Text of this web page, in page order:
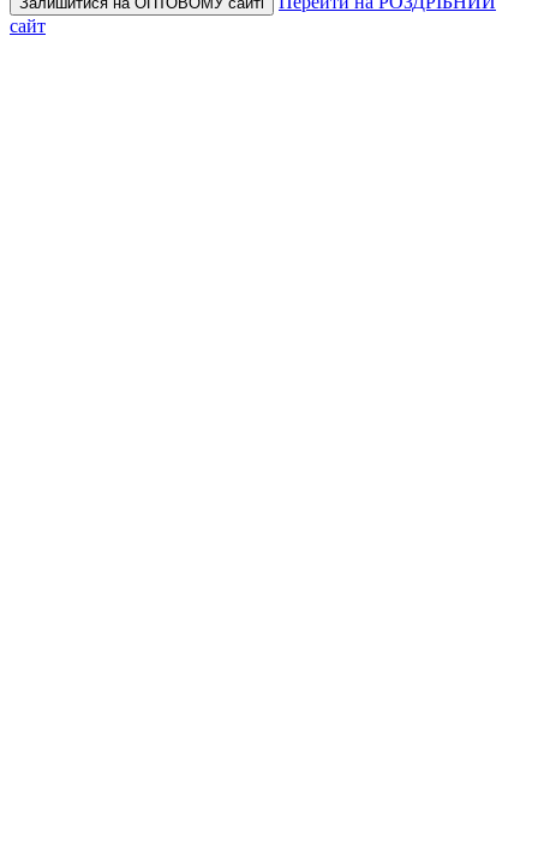
сайт